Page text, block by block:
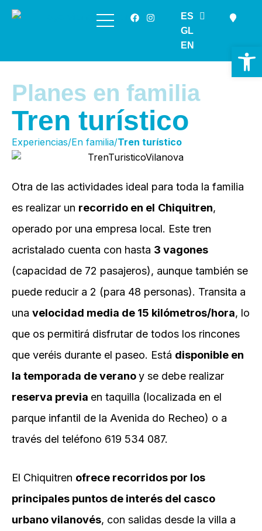
contenido
ES
GL
EN
Planes en familia
Tren turístico
Experiencias/En familia/Tren turístico
Otra de las actividades ideal para toda la familia
es realizar un recorrido en el Chiquitren,
operado por una empresa local. Este tren
acristalado cuenta con hasta 3 vagones
(capacidad de 72 pasajeros), aunque también se
puede reducir a 2 (para 48 personas). Transita a
una velocidad media de 15 kilómetros/hora, lo
que os permitirá disfrutar de todos los rincones
que veréis durante el paseo. Está disponible en
la temporada de veranoy se debe realizar
reserva previa en taquilla (localizada en el
parque infantil de la Avenida do Recheo) o a
través del teléfono 619 534 087.
El Chiquitren ofrece recorridos por los
principales puntos de interés del casco
urbano vilanovés, con salidas desde la villa a